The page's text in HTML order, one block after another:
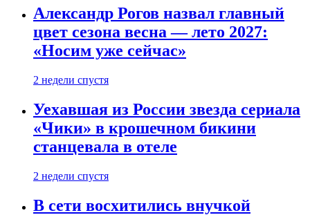
Александр Рогов назвал главный
цвет сезона весна — лето 2027:
«Носим уже сейчас»
2 недели спустя
Уехавшая из России звезда сериала
«Чики» в крошечном бикини
станцевала в отеле
2 недели спустя
В сети восхитились внучкой